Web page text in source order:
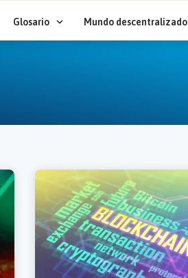
Glosario Mundo descentralizado